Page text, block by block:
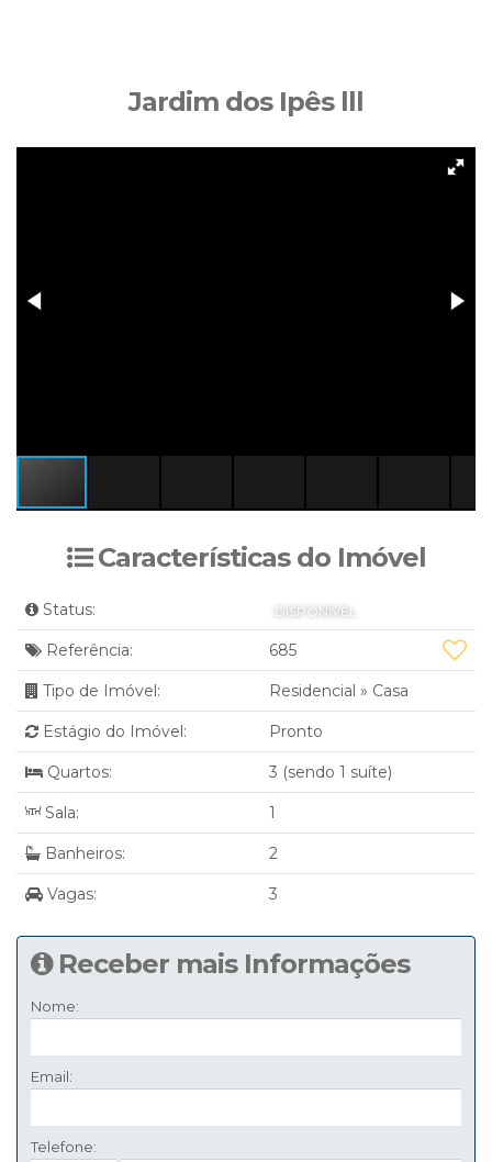
Jardim dos Ipês lll
Características do Imóvel
Status: DISPONÍVEL
Referência: 685
Tipo de Imóvel: Residencial » Casa
Estágio do Imóvel: Pronto
Quartos: 3 (sendo 1 suíte)
Sala: 1
Banheiros: 2
Vagas: 3
Receber mais Informações
Nome:
Email:
Telefone: